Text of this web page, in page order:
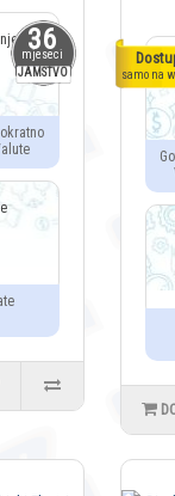
36
mjeseci
JAMSTVO
samo na